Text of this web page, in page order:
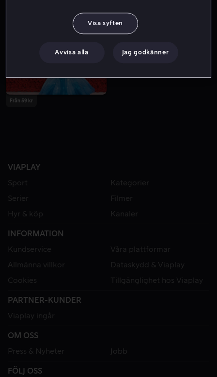
Från 59 kr
VIAPLAY
Sport
Kategorier
Serier
Filmer
Hyr & köp
Kanaler
INFORMATION
Kundservice
Våra plattformar
Allmänna villkor
Dataskydd & Viaplay
Cookies
Tillgänglighet hos Viaplay
PARTNER-KUNDER
Viaplay ingår
OM OSS
Press & Nyheter
Jobb
FÖLJ OSS
Visa syften
Avvisa alla Jag godkänner